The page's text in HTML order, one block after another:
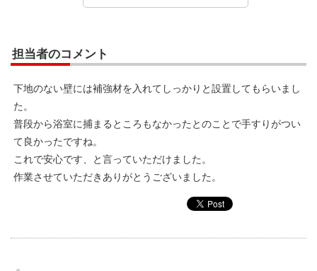
担当者のコメント
下地のない壁には補強材を入れてしっかりと設置してもらいまし
た。
普段から浴室に捕まるところもなかったとのことで手すりがつい
て良かったですね。
これで安心です、と言っていただけました。
作業させていただきありがとうございました。